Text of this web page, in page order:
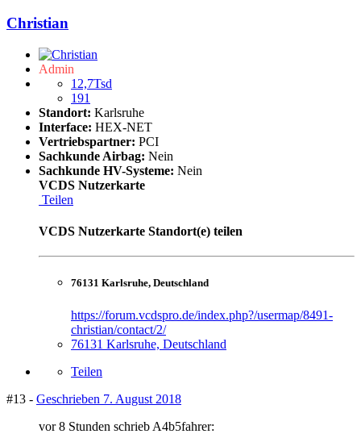
Christian
Admin
12,7Tsd
191
Standort: Karlsruhe
Interface: HEX-NET
Vertriebspartner: PCI
Sachkunde Airbag: Nein
Sachkunde HV-Systeme: Nein
VCDS Nutzerkarte
Teilen
VCDS Nutzerkarte Standort(e) teilen
76131 Karlsruhe, Deutschland
https://forum.vcdspro.de/index.php?/usermap/8491-
christian/contact/2/
76131 Karlsruhe, Deutschland
Teilen
#13 - Geschrieben 7. August 2018
vor 8 Stunden schrieb A4b5fahrer: